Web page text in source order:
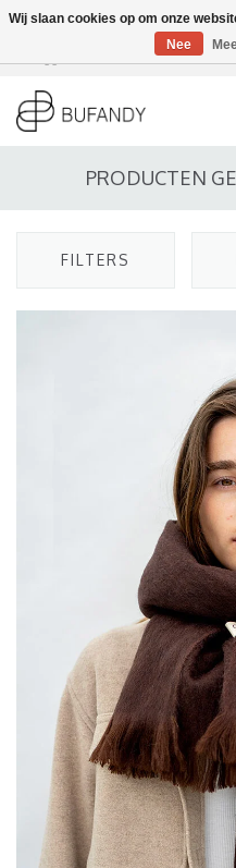
DE / EN
PRODUCTEN
FILTERS
Wij slaan cookies op om onze
Nee